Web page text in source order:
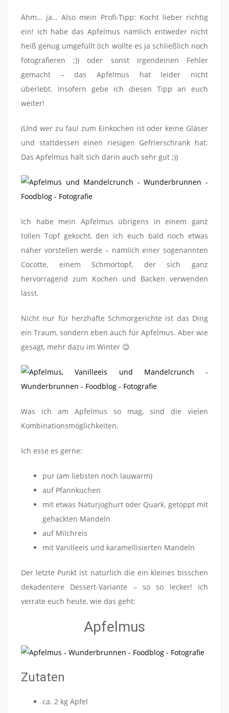
Ähm… ja… Also mein Profi-Tipp: Kocht lieber richtig
ein! Ich habe das Apfelmus nämlich entweder nicht
heiß genug umgefüllt (ich wollte es ja schließlich noch
fotografieren ;)) oder sonst irgendeinen Fehler
gemacht – das Apfelmus hat leider nicht
überlebt. Insofern gebe ich diesen Tipp an euch
weiter!
(Und wer zu faul zum Einkochen ist oder keine Gläser
und stattdessen einen riesigen Gefrierschrank hat:
Das Apfelmus hält sich darin auch sehr gut ;))
Ich habe mein Apfelmus übrigens in einem ganz
tollen Topf gekocht, den ich euch bald noch etwas
näher vorstellen werde – nämlich einer sogenannten
Cocotte, einem Schmortopf, der sich ganz
hervorragend zum Kochen und Backen verwenden
lässt.
Nicht nur für herzhafte Schmorgerichte ist das Ding
ein Traum, sondern eben auch für Apfelmus. Aber wie
gesagt, mehr dazu im Winter 😉
Was ich am Apfelmus so mag, sind die vielen
Kombinationsmöglichkeiten.
Ich esse es gerne:
pur (am liebsten noch lauwarm)
auf Pfannkuchen
mit etwas Naturjoghurt oder Quark, getoppt mit
gehackten Mandeln
auf Milchreis
mit Vanilleeis und karamellisierten Mandeln
Der letzte Punkt ist natürlich die ein kleines bisschen
dekadentere Dessert-Variante – so so lecker! Ich
verrate euch heute, wie das geht:
Apfelmus
Zutaten
ca. 2 kg Äpfel